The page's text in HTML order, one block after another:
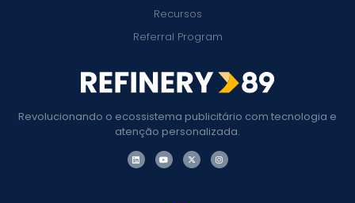
Revolucionando o ecossistema publicitário com tecnologia e
atenção personalizada.
Recursos
Referral Program